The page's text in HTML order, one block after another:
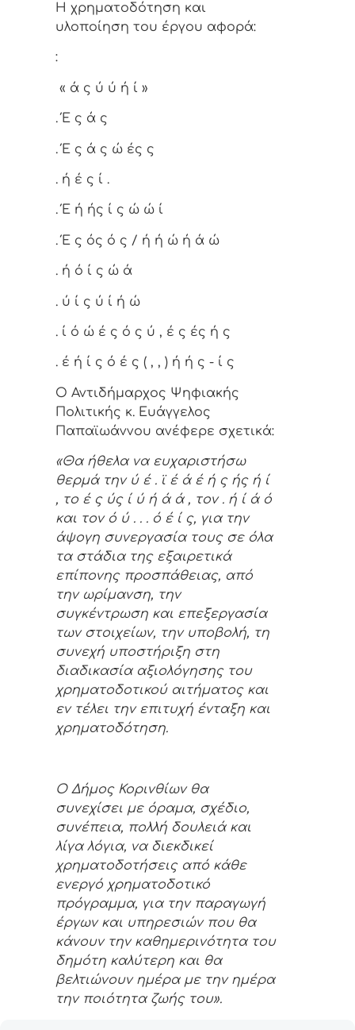
Η χρηματοδότηση και
υλοποίηση του έργου αφορά:
:
« ά ς ύ ύ ή ί »
. Έ ς ά ς
. Έ ς ά ς ώ ές ς
. ή έ ς ί .
. Έ ή ής ί ς ώ ώ ί
. Έ ς ός ό ς / ή ή ώ ή ά ώ
. ή ό ί ς ώ ά
. ύ ί ς ύ ί ή ώ
. ί ό ώ έ ς ό ς ύ , έ ς ές ή ς
. έ ή ί ς ό έ ς ( , , ) ή ή ς - ί ς
Ο Αντιδήμαρχος Ψηφιακής
Πολιτικής κ. Ευάγγελος
Παπαϊωάννου ανέφερε σχετικά:
«Θα ήθελα να ευχαριστήσω
θερμά την ύ έ . ϊ έ ά έ ή ς ής ή ί
, το έ ς ύς ί ύ ή ά ά , τον . ή ί ά ό
και τον ό ύ . . . ό έ ί ς, για την
άψογη συνεργασία τους σε όλα
τα στάδια της εξαιρετικά
επίπονης προσπάθειας, από
την ωρίμανση, την
συγκέντρωση και επεξεργασία
των στοιχείων, την υποβολή, τη
συνεχή υποστήριξη στη
διαδικασία αξιολόγησης του
χρηματοδοτικού αιτήματος και
εν τέλει την επιτυχή ένταξη και
χρηματοδότηση.
Ο Δήμος Κορινθίων θα
συνεχίσει με όραμα, σχέδιο,
συνέπεια, πολλή δουλειά και
λίγα λόγια, να διεκδικεί
χρηματοδοτήσεις από κάθε
ενεργό χρηματοδοτικό
πρόγραμμα, για την παραγωγή
έργων και υπηρεσιών που θα
κάνουν την καθημερινότητα του
δημότη καλύτερη και θα
βελτιώνουν ημέρα με την ημέρα
την ποιότητα ζωής του».